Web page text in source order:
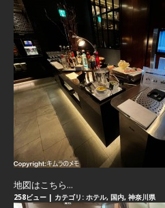
地図はこちら...
258ビュー | カテゴリ: ホテル, 国内, 神奈川県